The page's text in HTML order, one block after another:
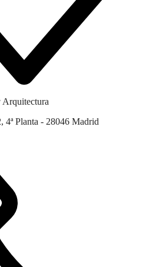
Arquitectura
4ª Planta - 28046 Madrid